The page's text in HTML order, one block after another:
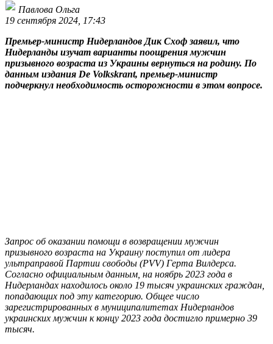
Павлова Ольга
19 сентября 2024, 17:43
Премьер-министр Нидерландов Дик Схоф заявил, что
Нидерланды изучат варианты поощрения мужчин
призывного возраста из Украины вернуться на родину. По
данным издания De Volkskrant, премьер-министр
подчеркнул необходимость осторожности в этом вопросе.
Запрос об оказании помощи в возвращении мужчин
призывного возраста на Украину поступил от лидера
ультраправой Партии свободы (PVV) Герта Вилдерса.
Согласно официальным данным, на ноябрь 2023 года в
Нидерландах находилось около 19 тысяч украинских граждан,
попадающих под эту категорию. Общее число
зарегистрированных в муниципалитетах Нидерландов
украинских мужчин к концу 2023 года достигло примерно 39
тысяч.